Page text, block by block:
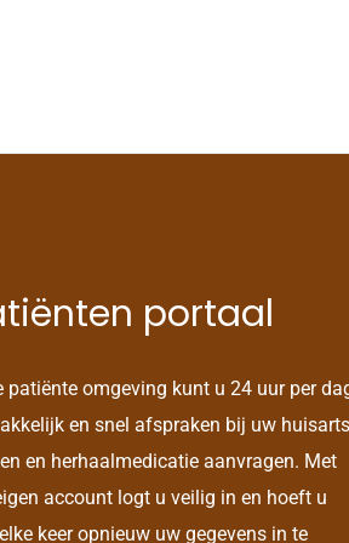
portaal
patiënte omgeving kunt u 24 uur per
en snel afspraken bij uw huisarts
en herhaalmedicatie aanvragen. Met
account logt u veilig in en hoeft u
keer opnieuw uw gegevens in te